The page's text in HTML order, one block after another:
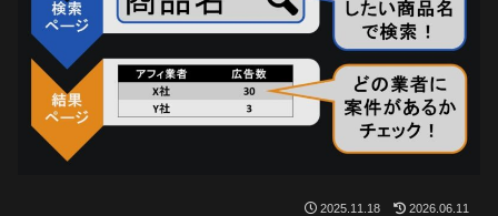
2025.11.18 2026.06.11